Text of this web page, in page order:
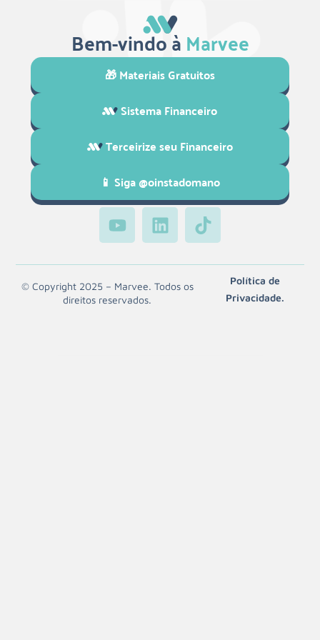
Bem-vindo àMarvee
🎁 Materiais Gratuitos
Sistema Financeiro
Terceirize seu Financeiro
📱 Siga @oinstadomano
© Copyright 2025 – Marvee. Todos os
direitos reservados.
Política de
Privacidade.